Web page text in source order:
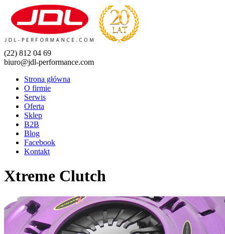
(22) 812 04 69
biuro@jdl-performance.com
Strona główna
O firmie
Serwis
Oferta
Sklep
B2B
Blog
Facebook
Kontakt
Xtreme Clutch